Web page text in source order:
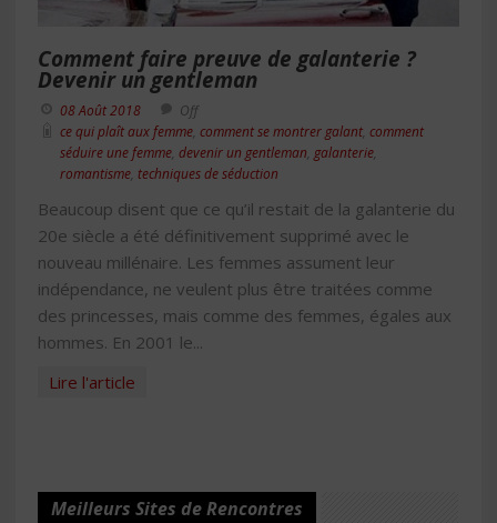
Comment faire preuve de galanterie ?
Devenir un gentleman
08 Août 2018
Off
ce qui plaît aux femme comment se montrer galant comment
séduire une femme devenir un gentleman galanterie
romantisme techniques de séduction
Beaucoup disent que ce qu’il restait de la galanterie du
20e siècle a été définitivement supprimé avec le
nouveau millénaire. Les femmes assument leur
indépendance, ne veulent plus être traitées comme
des princesses, mais comme des femmes, égales aux
hommes. En 2001 le...
Lire l'article
Meilleurs Sites de Rencontres